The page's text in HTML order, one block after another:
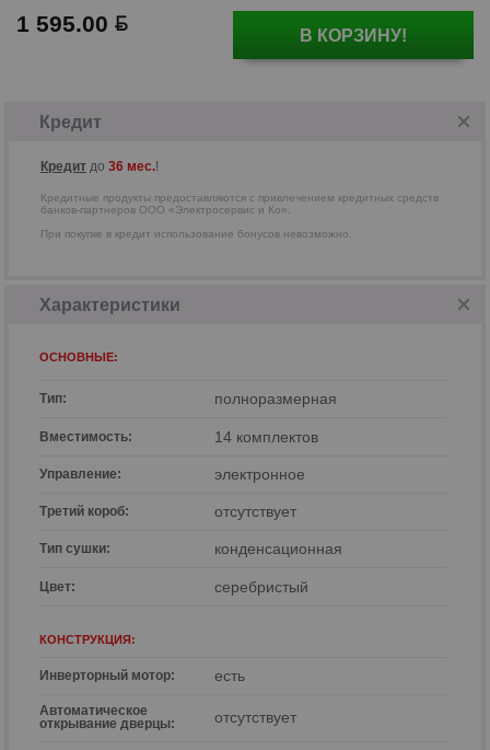
Кредитные продукты предоставляются
с привлечением кредитных средств
1 595.00 В КОРЗИНУ!
Кредит
Кредит до 36 мес.!
Кредитные продукты предоставляются с привлечением кредитных средств
банков-партнеров ООО «Электросервис и Ко».
При покупке в кредит использование бонусов невозможно.
Характеристики
ОСНОВНЫЕ:
Тип: полноразмерная
Вместимость: 14 комплектов
Управление: электронное
Третий короб: отсутствует
Тип сушки: конденсационная
Цвет: серебристый
КОНСТРУКЦИЯ:
Инверторный мотор: есть
Автоматическое
открывание дверцы:
отсутствует